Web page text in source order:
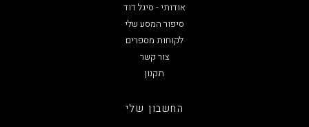
אודותי - סיגל דוד
סיפור המסע שלי
לקוחות מספרים
צור קשר
החשבון שלי